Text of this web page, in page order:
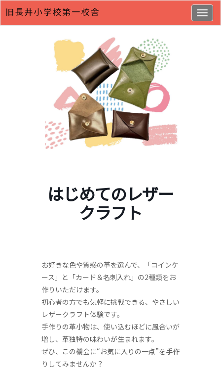
はじめてのレザー
クラフト
お好きな色や質感の革を選んで、「コインケ
ース」と「カード＆名刺入れ」の2種類をお
作りいただけます。
初心者の方でも気軽に挑戦できる、やさしい
レザークラフト体験です。
手作りの革小物は、使い込むほどに風合いが
増し、革独特の味わいが生まれます。
ぜひ、この機会に“お気に入りの一点”を手作
りしてみませんか？